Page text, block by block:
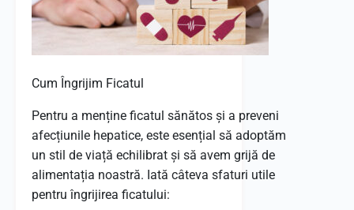
Cum Îngrijim Ficatul
Pentru a menține ficatul sănătos și a preveni
afecțiunile hepatice, este esențial să adoptăm
un stil de viață echilibrat și să avem grijă de
alimentația noastră. Iată câteva sfaturi utile
pentru îngrijirea ficatului: